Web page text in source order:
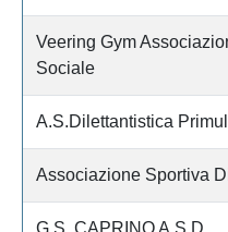
Veering Gym
Sociale
A.S.Dilettantistica
Associazione Sportiva
G.S. CAPRINO A.S.D.